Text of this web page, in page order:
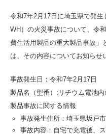
令和7年2月17日に埼玉県で発
WH）の火災事故について、令
費生活用製品の重大製品事故」
は、その内容についてお知らせ
事故発生日：令和7年2月17日
製品名（型番）:リチウム電池内
製品事故に関する情報
事故発生住所：埼玉県坂戸
事故内容：自宅で充電後、